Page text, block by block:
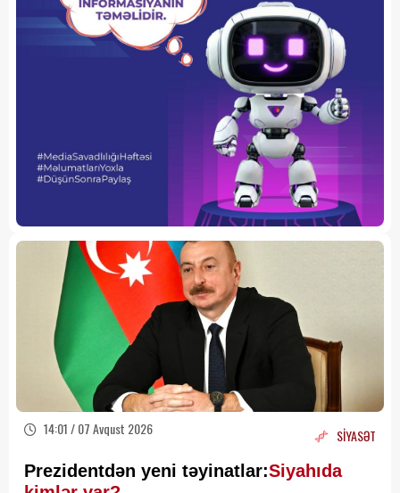
14:01 / 07 Avqust 2026 SİYASƏT
Prezidentdən yeni təyinatlar:Siyahıda